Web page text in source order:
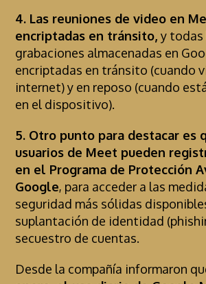
4. Las reuniones de video en
encriptadas en tránsito,y todas
grabaciones almacenadas en
encriptadas en tránsito (cuando
internet) y en reposo (cuando
en el dispositivo).
5. Otro punto para destacar es
usuarios de Meet pueden
en el Programa de Protección
Google, para acceder a las
seguridad más sólidas
suplantación de identidad
secuestro de cuentas.
Desde la compañía informaron